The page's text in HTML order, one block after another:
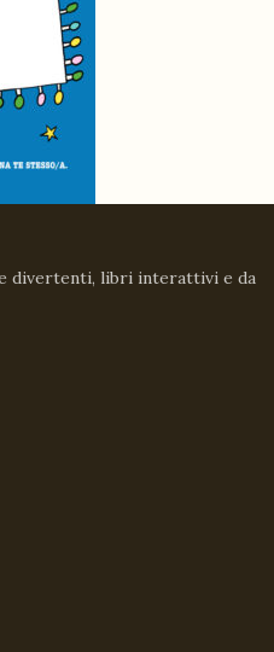
divertenti, libri interattivi e da